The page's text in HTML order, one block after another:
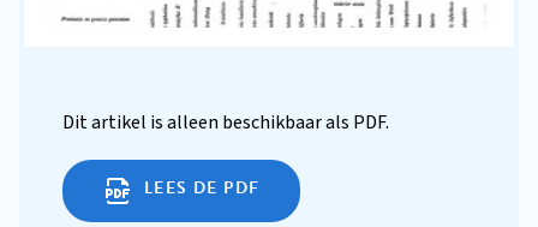
Dit artikel is alleen beschikbaar als PDF.
LEES DE PDF